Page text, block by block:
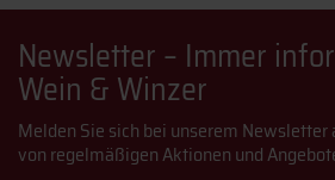
Newsletter – Immer
Wein & Winzer
Melden Sie sich bei unserem
von regelmäßigen Aktionen und